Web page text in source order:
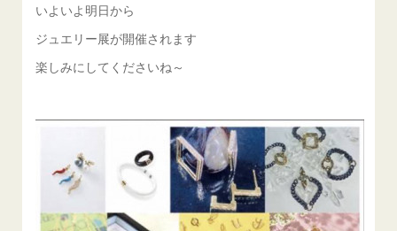
いよいよ明日から
ジュエリー展が開催されます
楽しみにしてくださいね～